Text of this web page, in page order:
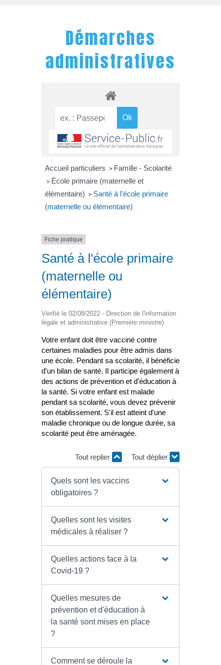
Démarches
administratives
Accueil particuliers > Famille - Scolarité
> École primaire (maternelle et
élémentaire) > Santé à l'école primaire
(maternelle ou élémentaire)
Fiche pratique
Santé à l'école primaire
(maternelle ou
élémentaire)
Vérifié le 02/08/2022 - Direction de l'information
légale et administrative (Première ministre)
Votre enfant doit être vacciné contre
certaines maladies pour être admis dans
une école. Pendant sa scolarité, il bénéficie
d'un bilan de santé. Il participe également à
des actions de prévention et d'éducation à
la santé. Si votre enfant est malade
pendant sa scolarité, vous devez prévenir
son établissement. S'il est atteint d'une
maladie chronique ou de longue durée, sa
scolarité peut être aménagée.
Tout replier Tout déplier
Quels sont les vaccins
obligatoires ?
Quelles sont les visites
médicales à réaliser ?
Quelles actions face à la
Covid-19 ?
Quelles mesures de
prévention et d'éducation à
la santé sont mises en place
?
Comment se déroule la